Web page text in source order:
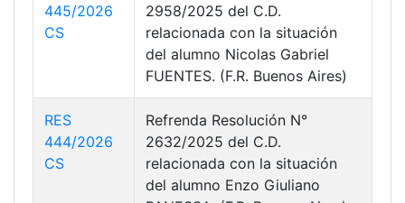
445/2026
CS
2958/2025 del C.D.
relacionada con la situación
del alumno Nicolas Gabriel
FUENTES. (F.R. Buenos Aires)
RES
444/2026
CS
Refrenda Resolución N°
2632/2025 del C.D.
relacionada con la situación
del alumno Enzo Giuliano